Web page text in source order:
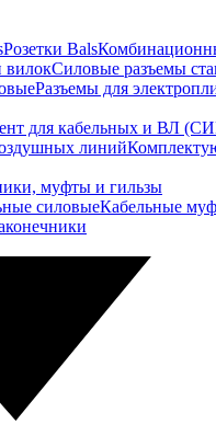
Розетки Bals
вилокСиловые разъемы
Разъемы для
для кабельных и ВЛ
линий
муфты и гильзы
силовыеКабельные